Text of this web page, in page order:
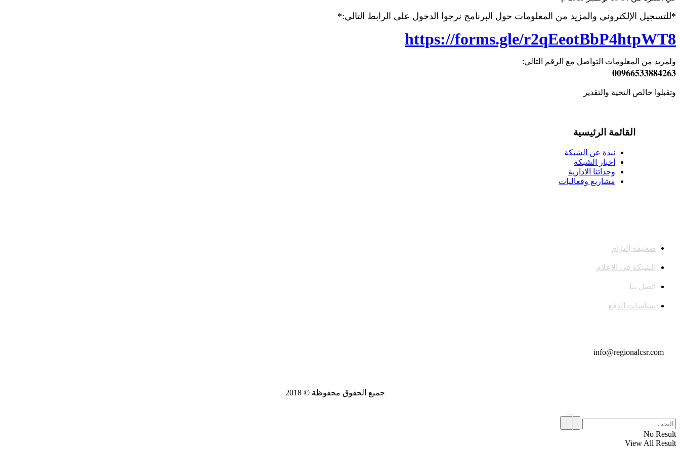
*للتسجيل الإلكتروني والمزيد من المعلومات حول البرنامج نرجوا الدخول على الرابط التالي:*
https://forms.gle/r2qEeotBbP4htpWT8
ولمزيد من المعلومات التواصل مع الرقم التالي:
00966533884263
وتقبلوا خالص التحية والتقدير
القائمة الرئيسية
نبذة عن الشبكة
أخبار الشبكة
وحداتنا الادارية
مشاريع وفعاليات
صحيفة إلتزام
الشبكة في الإعلام
اتصل بنا
سياسات الدفع
جميع الحقوق محفوظة © 2018
No Result
View All Result